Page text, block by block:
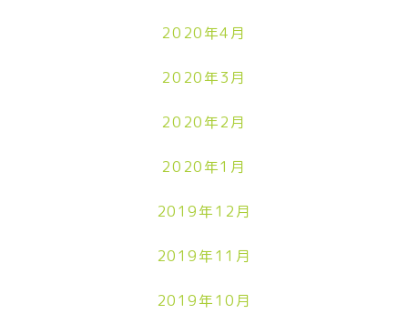
2020年4月
2020年3月
2020年2月
2020年1月
2019年12月
2019年11月
2019年10月